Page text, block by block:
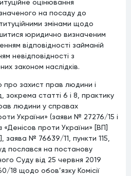
оцінювання
на посаду до
змінами щодо
юридично визначеним
відповідності займаній
невідповідності з
законом наслідків.
про захист прав людини і
статті 6 і 8, практику
людини у справах
України» (заяви № 27276/15 і
проти України» [ВП]
заява № 76639/11, пункти 115,
послався на постанову
Суду від 25 червня 2019
18 щодо обов’язку Комісії